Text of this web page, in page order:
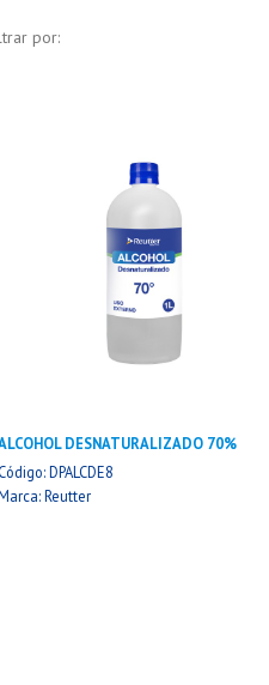
por:
DESNATURALIZADO 70%
Código: DPALCDE8
Reutter